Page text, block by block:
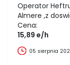
Operator
Almere ,z
Cena:
15,89 e/h
05 sierpnia